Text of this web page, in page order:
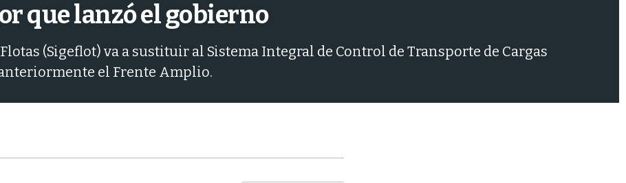
que lanzó el gobierno
(Sigeflot) va a sustituir al Sistema Integral de Control de Transporte de Cargas
el Frente Amplio.